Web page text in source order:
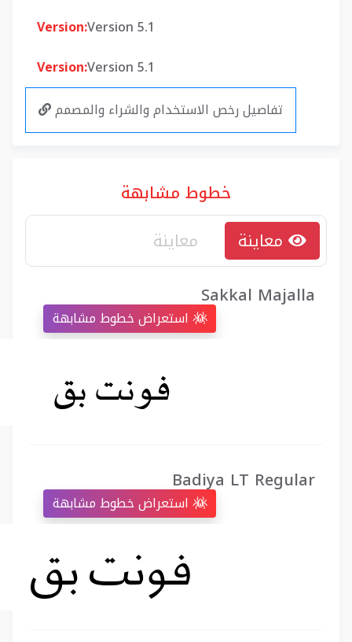
Version:Version 5.1
Version:Version 5.1
تفاصيل رخص الاستخدام والشراء والمصمم
خطوط مشابهة
Sakkal Majalla
Badiya LT Regular